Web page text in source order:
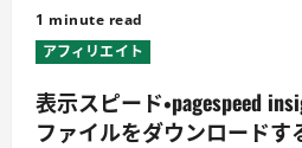
1 minute read
アフィリエイト
表示スピード・pagespeed
ファイルをダウンロードす